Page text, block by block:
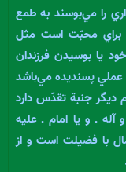
را مي‌بوسند به طمع
براي محبّت است مثل
يا بوسيدن فرزندان
پسنديده مي‌باشد
جنبة تقدّس دارد
ـ و يا امام ـ عليه
با فضيلت است و از